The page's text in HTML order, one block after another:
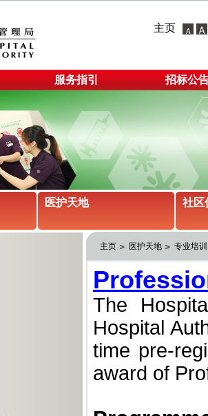
主页
服务指引 招标公
医护天地 社区
主页 医护天地 专业培训